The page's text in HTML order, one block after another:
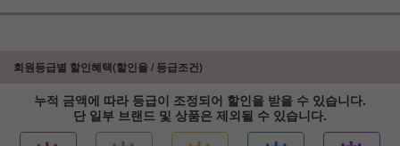
회원등급별 할인혜택(할인율 / 등급조건)
누적 금액에 따라 등급이 조정되어 할인을 받을 수 있습니다.
단 일부 브랜드 및 상품은 제외될 수 있습니다.